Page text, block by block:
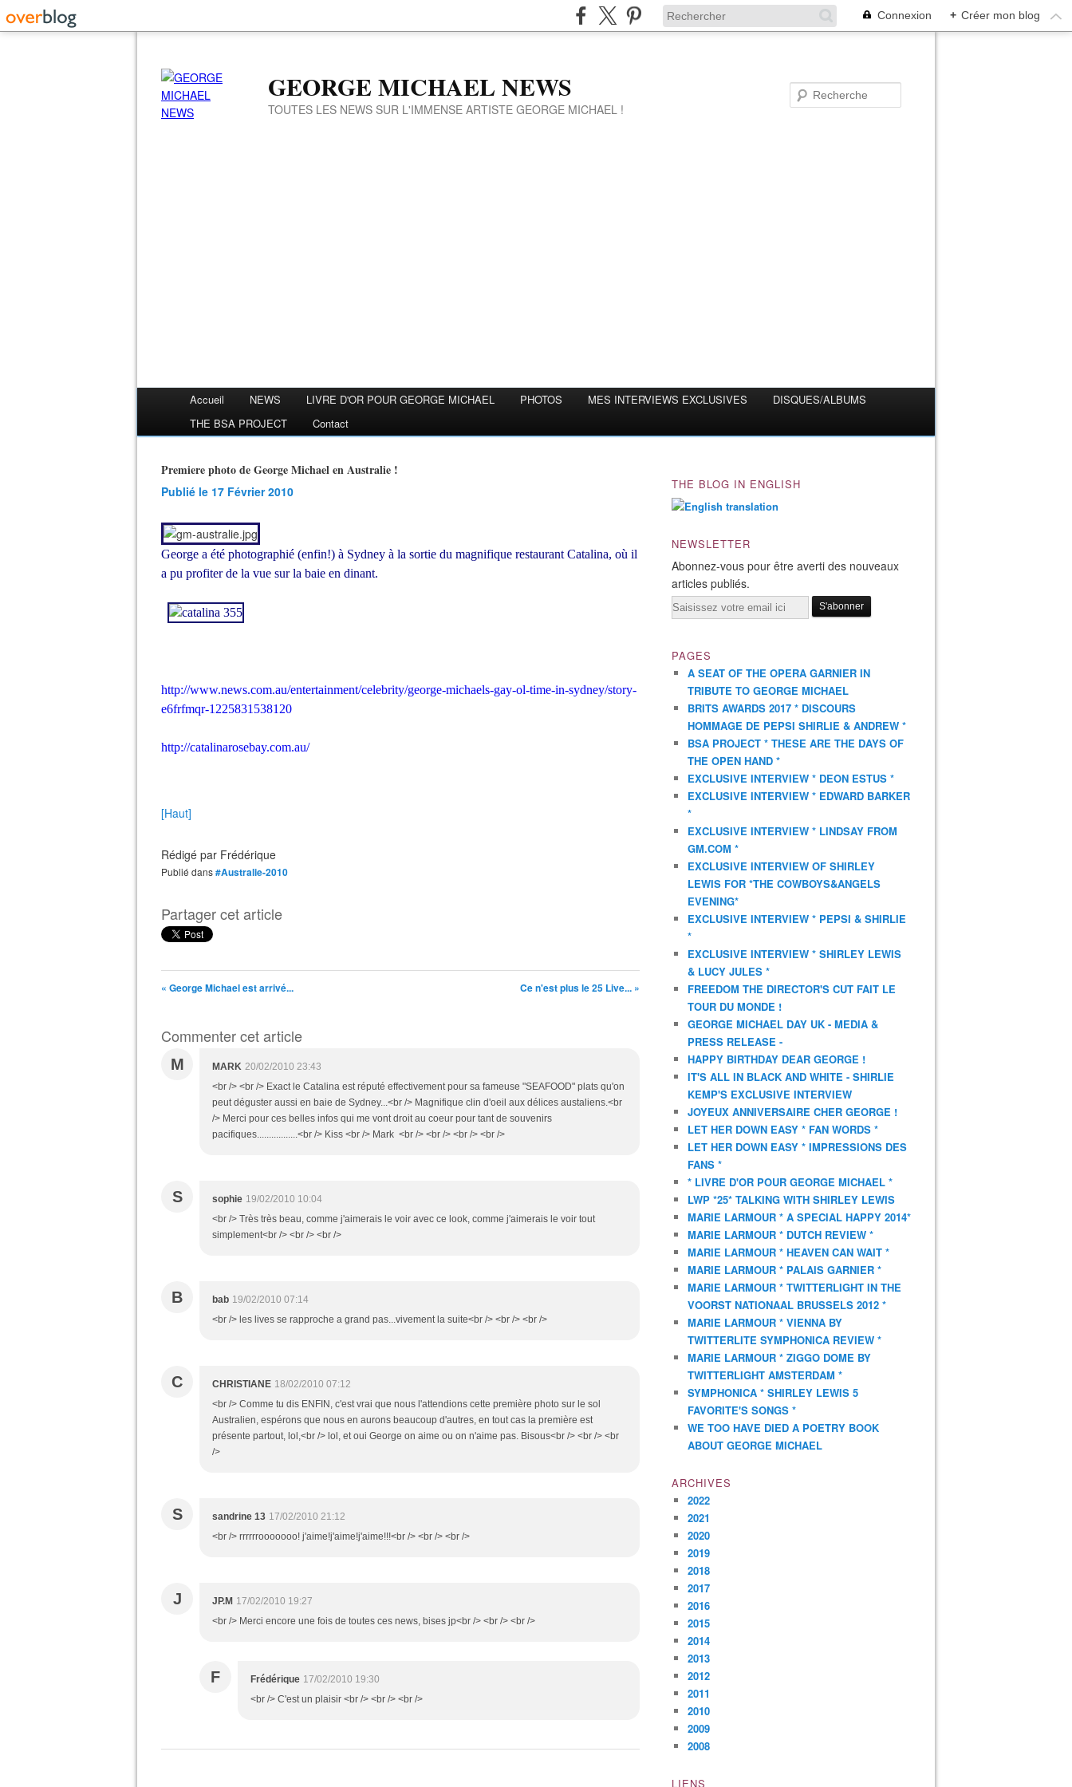
Connexion + Créer mon blog
GEORGE MICHAEL NEWS
TOUTES LES NEWS SUR L'IMMENSE ARTISTE GEORGE MICHAEL !
Accueil NEWS LIVRE D'OR POUR GEORGE MICHAEL PHOTOS MES INTERVIEWS EXCLUSIVES
DISQUES/ALBUMS
THE BSA PROJECT
Contact
Premiere photo de George Michael en Australie !
Publié le 17 Février 2010
George a été photographié (enfin!) à Sydney à la sortie du magnifique restaurant Catalina, où il
a pu profiter de la vue sur la baie en dinant.
http://www.news.com.au/entertainment/celebrity/george-michaels-gay-ol-time-in-sydney/story-
e6frfmqr-1225831538120
http://catalinarosebay.com.au/
[Haut]
Rédigé par Frédérique
Publié dans#Australie-2010
Partager cet article
« George Michael est arrivé... Ce n'est plus le 25 Live... »
Commenter cet article
M MARK 20/02/2010 23:43
<br /> <br /> Exact le Catalina est réputé effectivement pour sa fameuse "SEAFOOD" plats qu'on
peut déguster aussi en baie de Sydney...<br /> Magnifique clin d'oeil aux délices austaliens.<br
/> Merci pour ces belles infos qui me vont droit au coeur pour tant de souvenirs
pacifiques.................<br /> Kiss <br /> Mark <br /> <br /> <br /> <br />
S sophie 19/02/2010 10:04
<br /> Très très beau, comme j'aimerais le voir avec ce look, comme j'aimerais le voir tout
simplement<br /> <br /> <br />
B bab 19/02/2010 07:14
<br /> les lives se rapproche a grand pas...vivement la suite<br /> <br /> <br />
C CHRISTIANE 18/02/2010 07:12
<br /> Comme tu dis ENFIN, c'est vrai que nous l'attendions cette première photo sur le sol
Australien, espérons que nous en aurons beaucoup d'autres, en tout cas la première est
présente partout, lol,<br /> lol, et oui George on aime ou on n'aime pas. Bisous<br /> <br /> <br
/>
S sandrine 13 17/02/2010 21:12
<br /> rrrrrrooooooo! j'aime!j'aime!j'aime!!!<br /> <br /> <br />
J JP.M 17/02/2010 19:27
<br /> Merci encore une fois de toutes ces news, bises jp<br /> <br /> <br />
F Frédérique 17/02/2010 19:30
<br /> C'est un plaisir <br /> <br /> <br />
THE BLOG IN ENGLISH
NEWSLETTER
Abonnez-vous pour être averti des nouveaux
articles publiés.
Email
PAGES
A SEAT OF THE OPERA GARNIER IN
TRIBUTE TO GEORGE MICHAEL
BRITS AWARDS 2017 * DISCOURS
HOMMAGE DE PEPSI SHIRLIE & ANDREW *
BSA PROJECT * THESE ARE THE DAYS OF
THE OPEN HAND *
EXCLUSIVE INTERVIEW * DEON ESTUS *
EXCLUSIVE INTERVIEW * EDWARD BARKER
*
EXCLUSIVE INTERVIEW * LINDSAY FROM
GM.COM *
EXCLUSIVE INTERVIEW OF SHIRLEY
LEWIS FOR *THE COWBOYS&ANGELS
EVENING*
EXCLUSIVE INTERVIEW * PEPSI & SHIRLIE
*
EXCLUSIVE INTERVIEW * SHIRLEY LEWIS
& LUCY JULES *
FREEDOM THE DIRECTOR'S CUT FAIT LE
TOUR DU MONDE !
GEORGE MICHAEL DAY UK - MEDIA &
PRESS RELEASE -
HAPPY BIRTHDAY DEAR GEORGE !
IT'S ALL IN BLACK AND WHITE - SHIRLIE
KEMP'S EXCLUSIVE INTERVIEW
JOYEUX ANNIVERSAIRE CHER GEORGE !
LET HER DOWN EASY * FAN WORDS *
LET HER DOWN EASY * IMPRESSIONS DES
FANS *
* LIVRE D'OR POUR GEORGE MICHAEL *
LWP *25* TALKING WITH SHIRLEY LEWIS
MARIE LARMOUR * A SPECIAL HAPPY 2014*
MARIE LARMOUR * DUTCH REVIEW *
MARIE LARMOUR * HEAVEN CAN WAIT *
MARIE LARMOUR * PALAIS GARNIER *
MARIE LARMOUR * TWITTERLIGHT IN THE
VOORST NATIONAAL BRUSSELS 2012 *
MARIE LARMOUR * VIENNA BY
TWITTERLITE SYMPHONICA REVIEW *
MARIE LARMOUR * ZIGGO DOME BY
TWITTERLIGHT AMSTERDAM *
SYMPHONICA * SHIRLEY LEWIS 5
FAVORITE'S SONGS *
WE TOO HAVE DIED A POETRY BOOK
ABOUT GEORGE MICHAEL
ARCHIVES
2022
2021
2020
2019
2018
2017
2016
2015
2014
2013
2012
2011
2010
2009
2008
LIENS